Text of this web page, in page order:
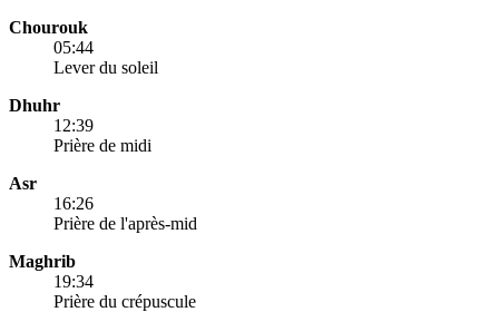
Chourouk
05:44
Lever du soleil
Dhuhr
12:39
Prière de midi
Asr
16:26
Prière de l'après-mid
Maghrib
19:34
Prière du crépuscule